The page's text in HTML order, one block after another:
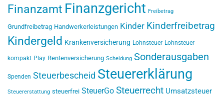
Finanzamt Finanzgericht Freibetrag
Grundfreibetrag Handwerkerleistungen Kinder Kinderfreibetrag
Kindergeld Krankenversicherung Lohnsteuer Lohnsteuer
kompakt Play Rentenversicherung Scheidung Sonderausgaben
Spenden Steuerbescheid Steuererklärung
Steuererstattung steuerfrei SteuerGo Steuerrecht Umsatzsteuer